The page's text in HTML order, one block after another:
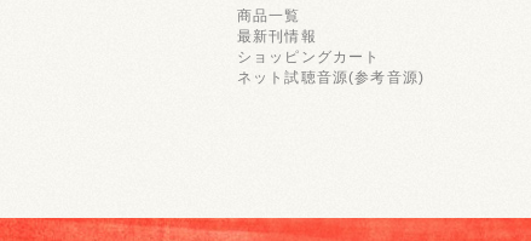
商品一覧
最新刊情報
ショッピングカート
ネット試聴音源(参考音源)